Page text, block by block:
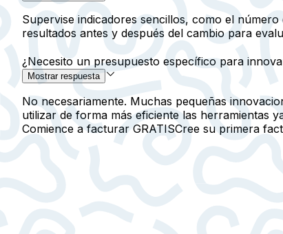
Supervise indicadores sencillos, como el
resultados antes y después del cambio para
¿Necesito un presupuesto específico para
Mostrar respuesta
No necesariamente. Muchas pequeñas
utilizar de forma más eficiente las herramientas
Comience a facturar GRATISCree su primera